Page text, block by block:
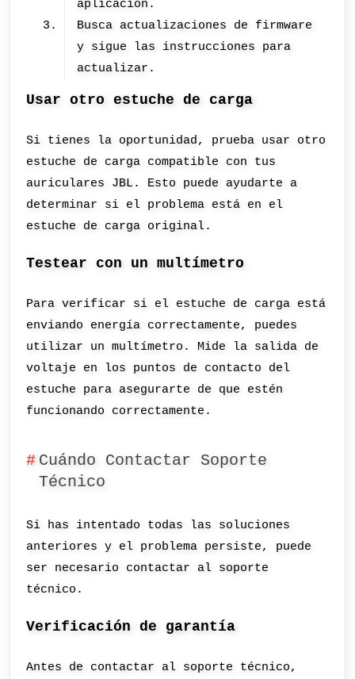
aplicación.
Busca actualizaciones de firmware
y sigue las instrucciones para
actualizar.
Usar otro estuche de carga
Si tienes la oportunidad, prueba usar otro
estuche de carga compatible con tus
auriculares JBL. Esto puede ayudarte a
determinar si el problema está en el
estuche de carga original.
Testear con un multímetro
Para verificar si el estuche de carga está
enviando energía correctamente, puedes
utilizar un multímetro. Mide la salida de
voltaje en los puntos de contacto del
estuche para asegurarte de que estén
funcionando correctamente.
Cuándo Contactar Soporte
Técnico
Si has intentado todas las soluciones
anteriores y el problema persiste, puede
ser necesario contactar al soporte
técnico.
Verificación de garantía
Antes de contactar al soporte técnico,